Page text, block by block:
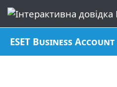
ESET Business Account